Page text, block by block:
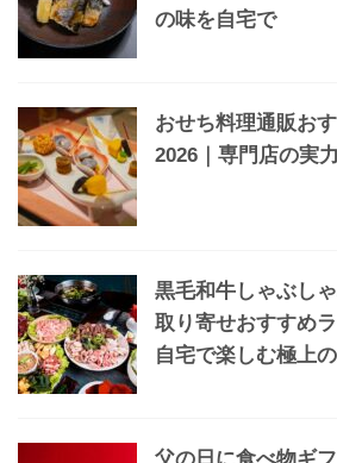
の味を自宅で
おせち料理通販お
2026｜専門店の実
黒毛和牛しゃぶし
取り寄せおすすめラ
自宅で楽しむ極上
父の日に食べ物ギ